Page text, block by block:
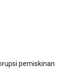
pemiskinan